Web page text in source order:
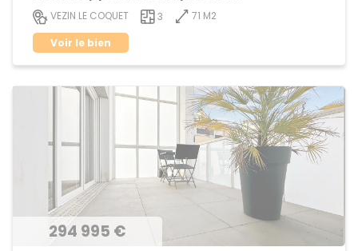
VEZIN LE COQUET 3
71 M2
Voir le bien
294 995 €